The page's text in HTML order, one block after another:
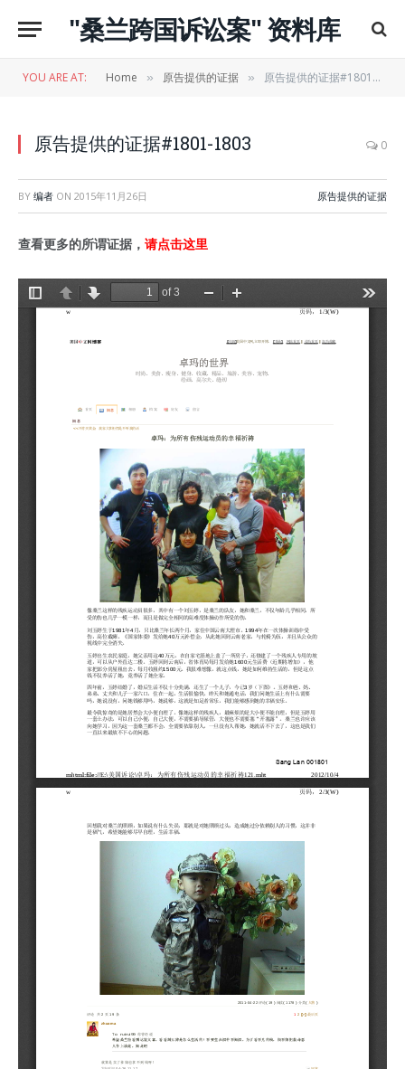
"桑兰跨国诉讼案" 资料库
YOU ARE AT: Home » 原告提供的证据 » 原告提供的证据#1801-1803
原告提供的证据#1801-1803 0
BY 编者 ON 2015年11月26日 原告提供的证据
查看更多的所谓证据， 请点击这里